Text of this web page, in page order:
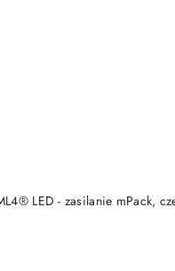
LED - zasilanie mPack,